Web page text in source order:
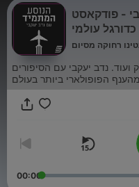
- פודקאסט
כדורגל עולמי
ועוד. נדב יעקבי עם הסיפורים
הפופולארי ביותר בעולם
00:00